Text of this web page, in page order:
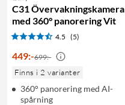
C31 Övervakningskamera
med 360° panorering Vit
4.5 (5)
449:-699:-
Finns i 2 varianter
360° panorering med AI-
spårning